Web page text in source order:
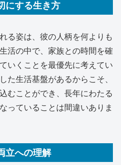
にする生き方
る姿は、彼の人柄を何よりも
活の中で、家族との時間を確
いくことを最優先に考えてい
た生活基盤があるからこそ、
むことができ、長年にわたる
っていることは間違いありま
立への理解